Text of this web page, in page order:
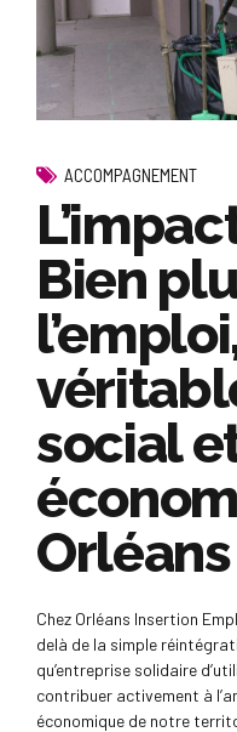
ACCOMPAGNEMENT
Bien
social
Chez Orléans Insertion
delà de la simple
qu’entreprise solidaire
contribuer activement à
économique de notre